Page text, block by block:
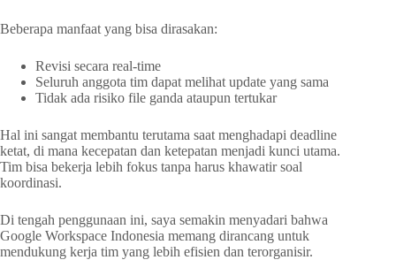
Beberapa manfaat yang bisa dirasakan:
Revisi secara real-time
Seluruh anggota tim dapat melihat update yang sama
Tidak ada risiko file ganda ataupun tertukar
Hal ini sangat membantu terutama saat menghadapi deadline
ketat, di mana kecepatan dan ketepatan menjadi kunci utama.
Tim bisa bekerja lebih fokus tanpa harus khawatir soal
koordinasi.
Di tengah penggunaan ini, saya semakin menyadari bahwa
Google Workspace Indonesia memang dirancang untuk
mendukung kerja tim yang lebih efisien dan terorganisir.